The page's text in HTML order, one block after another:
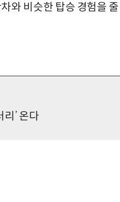
와 비슷한 탑승 경험을
’ 온다